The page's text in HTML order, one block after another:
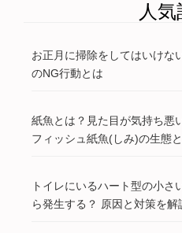
人
お正月に掃除をしてはいけな
のNG行動とは
紙魚とは？見た目が気持ち悪
フィッシュ紙魚(しみ)の生態
トイレにいるハート型の小
ら発生する？ 原因と対策を解